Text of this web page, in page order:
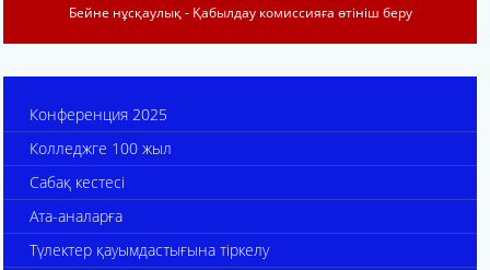
Бейне нұсқаулық - Қабылдау комиссияға өтініш беру
Конференция 2025
Колледжге 100 жыл
Сабақ кестесі
Ата-аналарға
Түлектер қауымдастығына тіркелу